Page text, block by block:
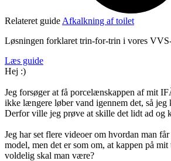
Relateret guide Afkalkning af toilet
Løsningen forklaret trin-for-trin i vores
Læs guide
Hej :)
Jeg forsøger at få porcelænskappen af mit
ikke længere løber vand igennem det, så jeg
Derfor ville jeg prøve at skille det lidt ad og
Jeg har set flere videoer om hvordan man
model, men det er som om, at kappen på
voldelig skal man være?